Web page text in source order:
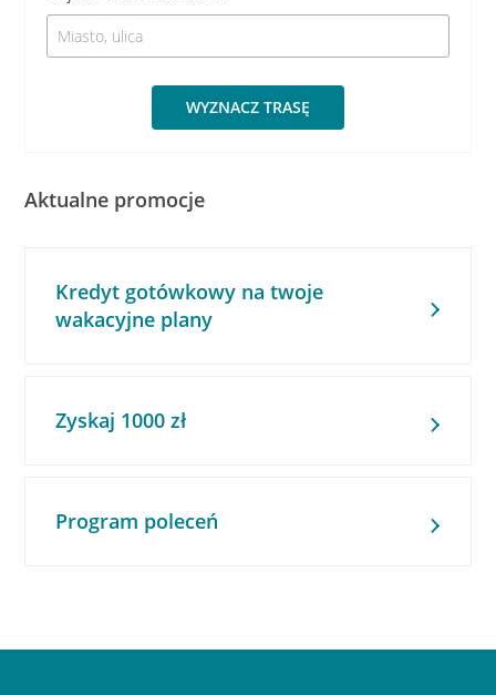
WYZNACZ TRASĘ
Aktualne promocje
Kredyt gotówkowy na twoje
wakacyjne plany
Zyskaj 1000 zł
Program poleceń